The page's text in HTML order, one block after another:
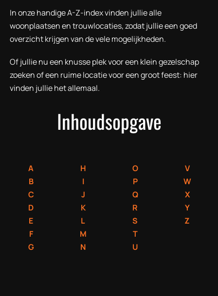
In onze handige A-Z-index vinden jullie alle
woonplaatsen en trouwlocaties, zodat jullie een goed
overzicht krijgen van de vele mogelijkheden.
Of jullie nu een knusse plek voor een klein gezelschap
zoeken of een ruime locatie voor een groot feest: hier
vinden jullie het allemaal.
Inhoudsopgave
A
B
C
D
E
F
G
H
I
J
K
L
M
N
O
P
Q
R
S
T
U
V
W
X
Y
Z